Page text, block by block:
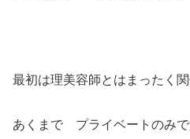
最初は理美容師とはまったく関
あくまで プライベートのみで